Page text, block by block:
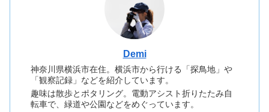
Demi
神奈川県横浜市在住。横浜市から行ける「探鳥地」や
「観察記録」などを紹介しています。
趣味は散歩とポタリング。電動アシスト折りたたみ自
転車で、緑道や公園などをめぐっています。